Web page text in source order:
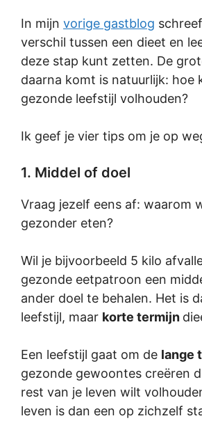
In mijn vorige gastblog
verschil tussen een dieet en
deze stap kunt zetten. De
daarna komt is natuurlijk: hoe
gezonde leefstijl volhouden?
Ik geef je vier tips om je op
1. Middel of doel
Vraag jezelf eens af: waarom
gezonder eten?
Wil je bijvoorbeeld 5 kilo
gezonde eetpatroon een
ander doel te behalen. Het is
leefstijl, maar korte termijn
Een leefstijl gaat om de lange
gezonde gewoontes creëren
rest van je leven wilt
leven is dan een op zichzelf